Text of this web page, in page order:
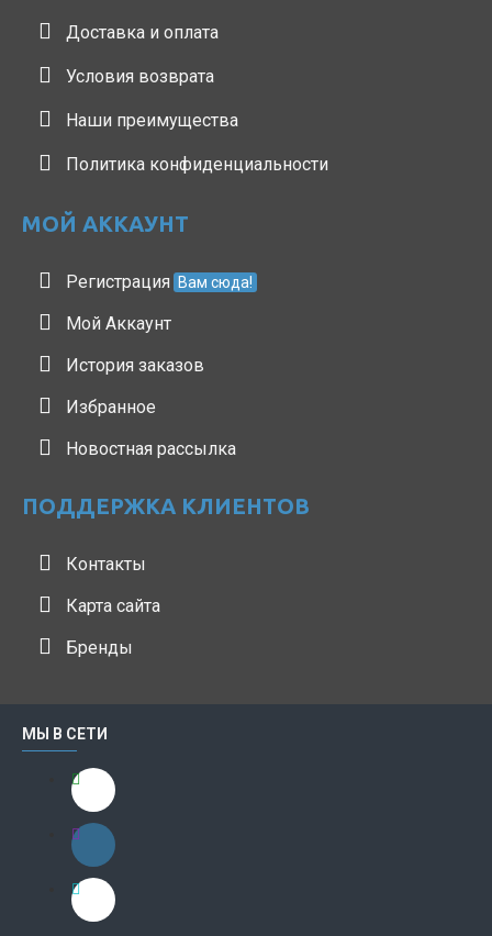
Доставка и оплата
Условия возврата
Наши преимущества
Политика конфиденциальности
МОЙ АККАУНТ
Регистрация Вам сюда!
Мой Аккаунт
История заказов
Избранное
Новостная рассылка
ПОДДЕРЖКА КЛИЕНТОВ
Контакты
Карта сайта
Бренды
МЫ В СЕТИ